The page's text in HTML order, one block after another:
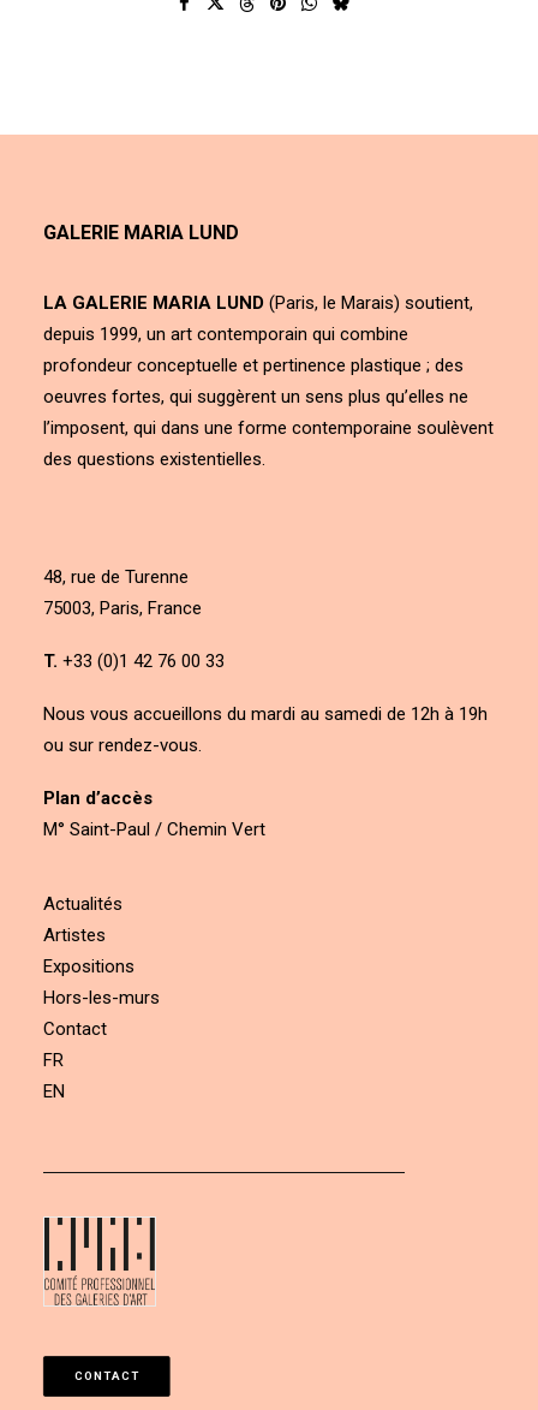
GALERIE MARIA LUND
LA GALERIE MARIA LUND (Paris, le Marais) soutient,
depuis 1999, un art contemporain qui combine
profondeur conceptuelle et pertinence plastique ; des
oeuvres fortes, qui suggèrent un sens plus qu’elles ne
l’imposent, qui dans une forme contemporaine soulèvent
des questions existentielles.
48, rue de Turenne
75003, Paris, France
T. +33 (0)1 42 76 00 33
Nous vous accueillons du mardi au samedi de 12h à 19h
ou sur rendez-vous.
Plan d’accès
M° Saint-Paul / Chemin Vert
Actualités
Artistes
Expositions
Hors-les-murs
Contact
FR
EN
CONTACT